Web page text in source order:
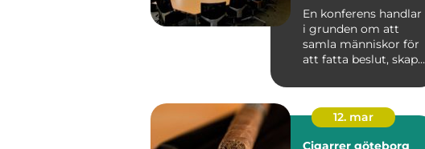
En konferens handlar
i grunden om att
samla människor för
att fatta beslut, skapa
12. mar
Cigarrer göteborg